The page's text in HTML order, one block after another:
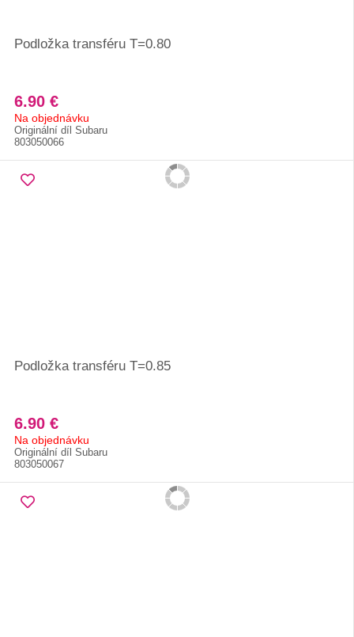
Podložka transféru T=0.80
6.90 €
Na objednávku
Originální díl Subaru
803050066
Podložka transféru T=0.85
6.90 €
Na objednávku
Originální díl Subaru
803050067